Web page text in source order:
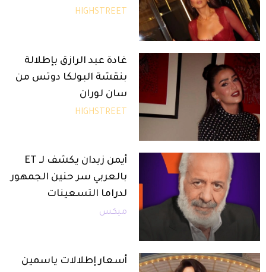
HIGHSTREET
غادة عبد الرازق بإطلالة
بنقشة البولكا دوتس من
سان لوران
HIGHSTREET
أيمن زيدان يكشف لـ ET
بالعربي سر حنين الجمهور
لدراما التسعينات
ميكس
أسعار إطلالات ياسمين